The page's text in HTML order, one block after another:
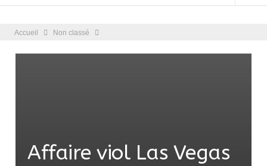
Accueil Non classé
Affaire viol Las Vegas